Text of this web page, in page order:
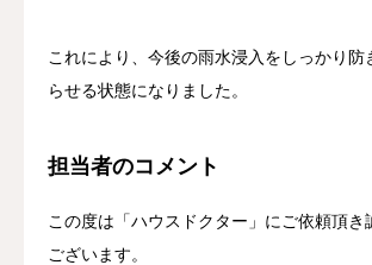
これにより、今後の雨水浸入をしっかり防
らせる状態になりました。
担当者のコメント
この度は「ハウスドクター」にご依頼頂き
ございます。